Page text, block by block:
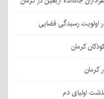
اولویت رسیدگی قضایی
کرمان
اولیای دم